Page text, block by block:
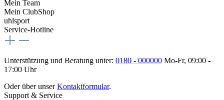
Mein Team
Mein ClubShop
uhlsport
Service-Hotline
Unterstützung und Beratung unter: 0180 - 000000 Mo-Fr, 09:00 -
17:00 Uhr
Oder über unserKontaktformular.
Support & Service